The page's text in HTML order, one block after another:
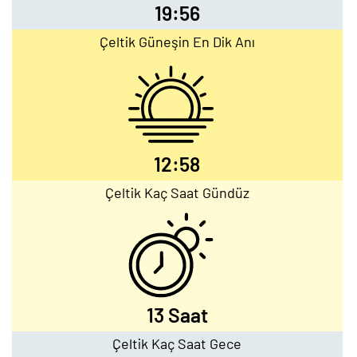
19:56
Çeltik Güneşin En Dik Anı
12:58
Çeltik Kaç Saat Gündüz
13 Saat
Çeltik Kaç Saat Gece